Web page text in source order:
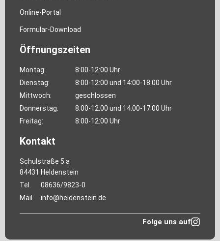
Online-Portal
Formular-Download
Öffnungszeiten
Montag:
8:00-12:00 Uhr
Dienstag:
8:00-12:00 und 14:00-18:00 Uhr
Mittwoch:
geschlossen
Donnerstag:
8:00-12:00 und 14:00-17:00 Uhr
Freitag:
8:00-12:00 Uhr
Kontakt
Schulstraße 5 a
84431 Heldenstein
Tel.
08636/9823-0
Mail
info@heldenstein.de
Folge uns auf